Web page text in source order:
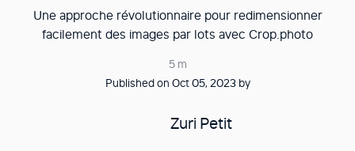
Une approche révolutionnaire pour redimensionner
facilement des images par lots avec Crop.photo
5 m
Published on Oct 05, 2023 by
Zuri Petit